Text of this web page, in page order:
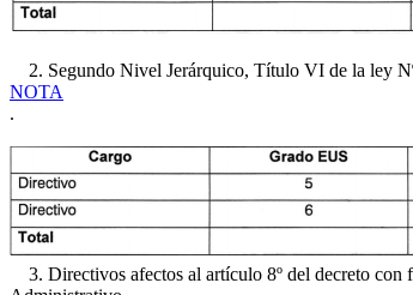
2. Segundo Nivel Jerárquico, Título VI de la ley
NOTA
.
3. Directivos afectos al artículo 8º del decreto con